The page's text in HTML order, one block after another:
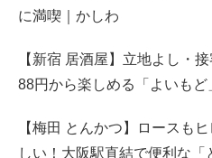
に満喫｜かしわ
【新宿 居酒屋】立地よし・
88円から楽しめる「よいもど
【梅田 とんかつ】ロースも
しい！大阪駅直結で便利な「